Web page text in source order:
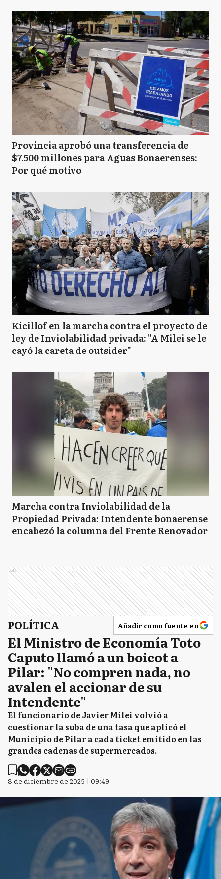
Provincia aprobó una transferencia de
$7.500 millones para Aguas Bonaerenses:
Por qué motivo
Kicillof en la marcha contra el proyecto de
ley de Inviolabilidad privada: "A Milei se le
cayó la careta de outsider"
Marcha contra Inviolabilidad de la
Propiedad Privada: Intendente bonaerense
encabezó la columna del Frente Renovador
Ads
POLÍTICA Añadir como fuente en
El Ministro de Economía Toto
Caputo llamó a un boicot a
Pilar: "No compren nada, no
avalen el accionar de su
Intendente"
El funcionario de Javier Milei volvió a
cuestionar la suba de una tasa que aplicó el
Municipio de Pilar a cada ticket emitido en las
grandes cadenas de supermercados.
8 de diciembre de 2025 | 09:49